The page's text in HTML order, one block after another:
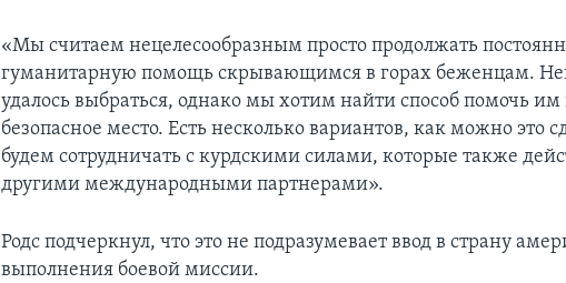
«Мы считаем нецелесообразным просто продолжать
гуманитарную помощь скрывающимся в горах беженцам.
удалось выбраться, однако мы хотим найти способ помочь им
безопасное место. Есть несколько вариантов, как можно это
будем сотрудничать с курдскими силами, которые также
другими международными партнерами».
Родс подчеркнул, что это не подразумевает ввод в страну
выполнения боевой миссии.